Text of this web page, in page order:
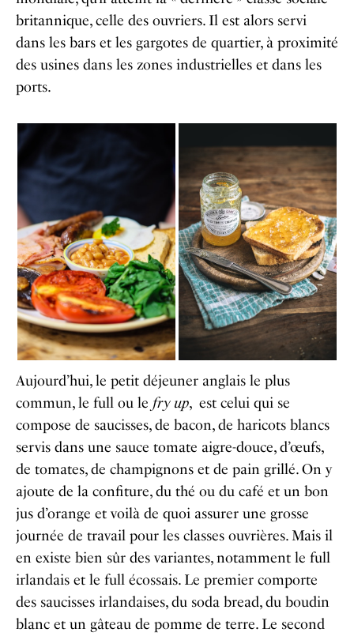
britannique, celle des ouvriers. Il est alors servi
dans les bars et les gargotes de quartier, à proximité
des usines dans les zones industrielles et dans les
ports.
Aujourd’hui, le petit déjeuner anglais le plus
commun, le full ou le fry up, est celui qui se
compose de saucisses, de bacon, de haricots blancs
servis dans une sauce tomate aigre-douce, d’œufs,
de tomates, de champignons et de pain grillé. On y
ajoute de la confiture, du thé ou du café et un bon
jus d’orange et voilà de quoi assurer une grosse
journée de travail pour les classes ouvrières. Mais il
en existe bien sûr des variantes, notamment le full
irlandais et le full écossais. Le premier comporte
des saucisses irlandaises, du soda bread, du boudin
blanc et un gâteau de pomme de terre. Le second